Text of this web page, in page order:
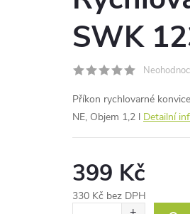
SWK
Příkon rychlovarné
NE, Objem 1,2 l Detailní
399 Kč
330 Kč bez DPH